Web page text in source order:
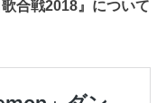
合戦2018』について